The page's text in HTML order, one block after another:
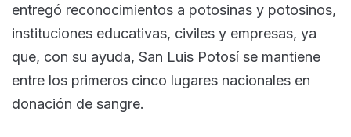
entregó reconocimientos a potosinas y potosinos,
instituciones educativas, civiles y empresas, ya
que, con su ayuda, San Luis Potosí se mantiene
entre los primeros cinco lugares nacionales en
donación de sangre.